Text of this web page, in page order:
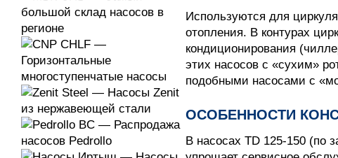
Используются для
отопления. В контурах
кондиционирования
этих насосов с «сухим»
подобными насосами с
ОСОБЕННОСТИ
В насосах TD 125-150 (по